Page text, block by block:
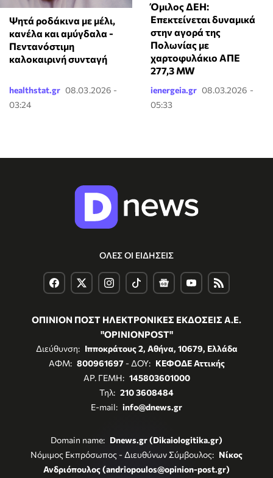
Ψητά ροδάκινα με μέλι,
κανέλα και αμύγδαλα -
Πεντανόστιμη
καλοκαιρινή συνταγή
healthstat.gr 08.03.2026 -
03:24
Όμιλος ΔΕΗ:
Επεκτείνεται δυναμικά
στην αγορά της
Πολωνίας με
χαρτοφυλάκιο ΑΠΕ
277,3 MW
ienergeia.gr 08.03.2026 -
05:33
ΟΛΕΣ ΟΙ ΕΙΔΗΣΕΙΣ
ΟΠΙΝΙΟΝ ΠΟΣΤ ΗΛΕΚΤΡΟΝΙΚΕΣ ΕΚΔΟΣΕΙΣ Α.Ε.
"OPINIONPOST"
Διεύθυνση: Ιπποκράτους 2, Αθήνα, 10679, Ελλάδα
ΑΦΜ: 800961697- ΔΟΥ: ΚΕΦΟΔΕ Αττικής
ΑΡ. ΓΕΜΗ: 145803601000
Τηλ: 210 3608484
E-mail: info@dnews.gr
Domain name: Dnews.gr (Dikaiologitika.gr)
Νόμιμος Εκπρόσωπος - Διευθύνων Σύμβουλος: Νίκος
Ανδριόπουλος (andriopoulos@opinion-post.gr)